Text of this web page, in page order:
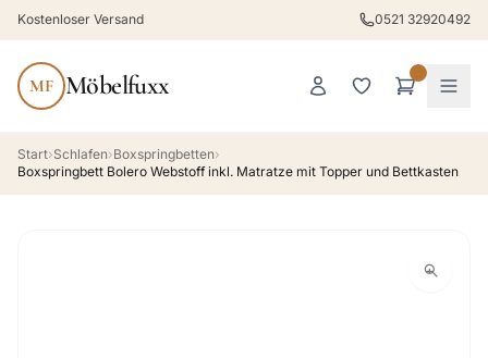
Kostenloser Versand 0521 32920492
MF Möbelfuxx
Start›Schlafen›Boxspringbetten›
Boxspringbett Bolero Webstoff inkl. Matratze mit Topper und Bettkasten